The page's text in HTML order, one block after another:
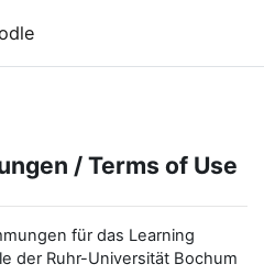
/ Terms of Use
für das Learning
der Ruhr-Universität Bochum